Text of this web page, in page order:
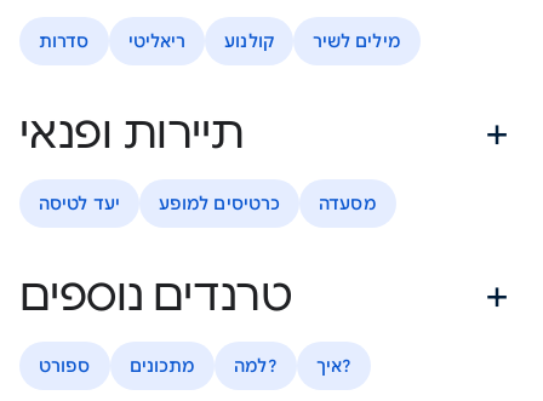
סדרות ריאליטי קולנוע מילים לשיר
תיירות ופנאי
יעד לטיסה כרטיסים למופע מסעדה
טרנדים נוספים
ספורט מתכונים למה? איך?